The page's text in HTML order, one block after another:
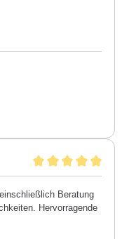
Beratung
Hervorragende